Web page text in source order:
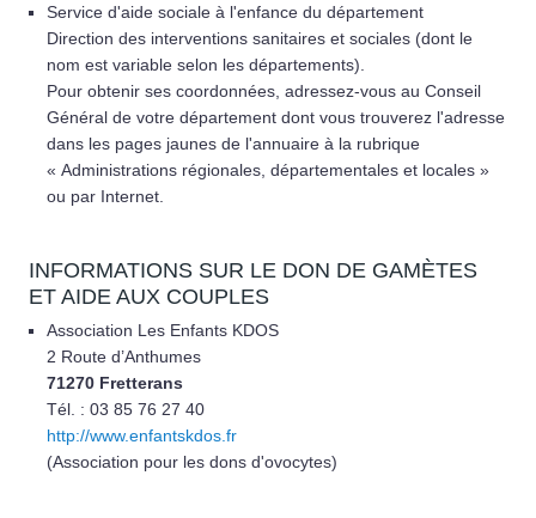
Service d'aide sociale à l'enfance du département
Direction des interventions sanitaires et sociales (dont le
nom est variable selon les départements).
Pour obtenir ses coordonnées, adressez-vous au Conseil
Général de votre département dont vous trouverez l'adresse
dans les pages jaunes de l'annuaire à la rubrique
« Administrations régionales, départementales et locales »
ou par Internet.
INFORMATIONS SUR LE DON DE GAMÈTES
ET AIDE AUX COUPLES
Association Les Enfants KDOS
2 Route d’Anthumes
71270 Fretterans
Tél. : 03 85 76 27 40
http://www.enfantskdos.fr
(Association pour les dons d'ovocytes)